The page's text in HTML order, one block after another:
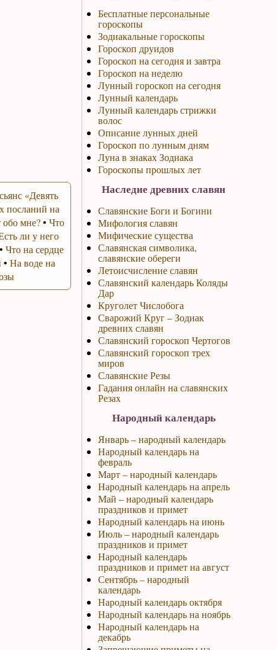
«Девять
посланий на
обо мне?• Что
ли у него
• Что на сердце
• На воде на
Бесплатные персональные
гороскопы
Зодиакальные гороскопы
Гороскоп друидов
Гороскоп на сегодня и завтра
Гороскоп на неделю
Лунный гороскоп на сегодня
Лунный календарь
Лунный календарь стрижки
волос
Описание лунных дней
Гороскоп по лунным дням
Луна в знаках Зодиака
Гороскопы прошлых лет
Наследие древних славян
Славянские Боги и Богини
Мифология славян
Мифические существа
Славянская символика,
славянские обереги
Летоисчисление славян
Славянский календарь Коляды
Дар
Круголет Числобога
Сварожий Круг – Зодиак
древних славян
Славянский гороскоп Чертогов
Славянский гороскоп трех
миров
Славянские Резы
Гадания онлайн на славянских
Резах
Народный календарь
Январь – народный календарь
Народный календарь на
февраль
Март – народный календарь
Народный календарь на апрель
Май – народный календарь
праздников и примет
Народный календарь на июнь
Июль – народный календарь
праздников и примет
Народный календарь
праздников и примет на август
Сентябрь – народный
календарь
Народный календарь октября
Народный календарь на ноябрь
Народный календарь на
декабрь